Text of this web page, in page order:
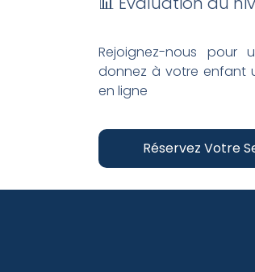
Rejoignez-nous pour
donnez à votre enfant
en ligne
Réservez Votre